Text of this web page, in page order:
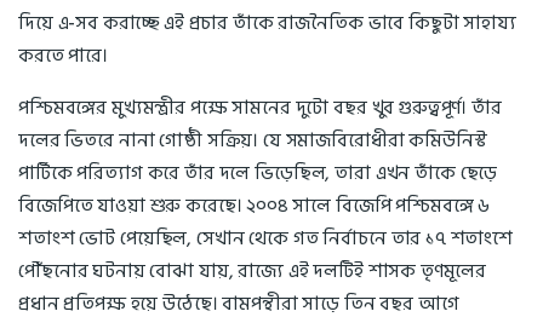
দিয়ে এ-সব করাচ্ছে এই প্রচার তাঁকে রাজনৈতিক ভাবে কিছুটা সাহায্য
করতে পারে।
পশ্চিমবঙ্গের মুখ্যমন্ত্রীর পক্ষে সামনের দুটো বছর খুব গুরুত্বপূর্ণ। তাঁর
দলের ভিতরে নানা গোষ্ঠী সক্রিয়। যে সমাজবিরোধীরা কমিউনিস্ট
পার্টিকে পরিত্যাগ করে তাঁর দলে ভিড়েছিল, তারা এখন তাঁকে ছেড়ে
বিজেপিতে যাওয়া শুরু করেছে। ২০০৪ সালে বিজেপি পশ্চিমবঙ্গে ৬
শতাংশ ভোট পেয়েছিল, সেখান থেকে গত নির্বাচনে তার ১৭ শতাংশে
পৌঁছনোর ঘটনায় বোঝা যায়, রাজ্যে এই দলটিই শাসক তৃণমূলের
প্রধান প্রতিপক্ষ হয়ে উঠেছে। বামপন্থীরা সাড়ে তিন বছর আগে